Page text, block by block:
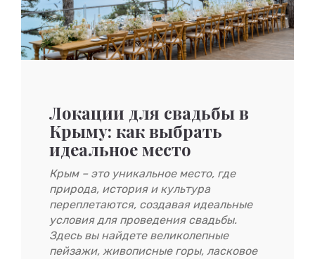
Локации для свадьбы в
Крыму: как выбрать
идеальное место
Крым – это уникальное место, где
природа, история и культура
переплетаются, создавая идеальные
условия для проведения свадьбы.
Здесь вы найдете великолепные
пейзажи, живописные горы, ласковое